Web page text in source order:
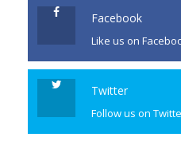
Facebook
Like us on
Twitter
Follow us on